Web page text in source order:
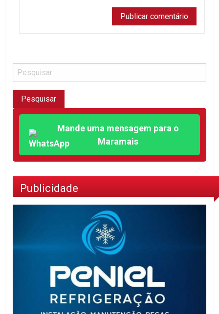
Mande uma mensagem para o
Maramais
Publicidade